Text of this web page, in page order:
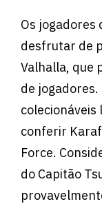
Os jogadores
desfrutar de
Valhalla, que
de
colecionáveis
conferir
Force.
do Capitão